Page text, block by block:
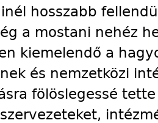
hosszabb
a mostani nehéz
kiemelendő a
és nemzetközi
fölöslegessé